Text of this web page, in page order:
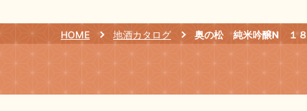
HOME 地酒カタログ 奥の松 純米吟醸N １８